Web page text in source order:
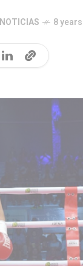
NOTICIAS 8